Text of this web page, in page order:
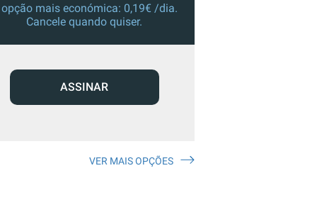
mais económica: 0,19€ /dia.
Cancele quando quiser.
ASSINAR
VER MAIS OPÇÕES